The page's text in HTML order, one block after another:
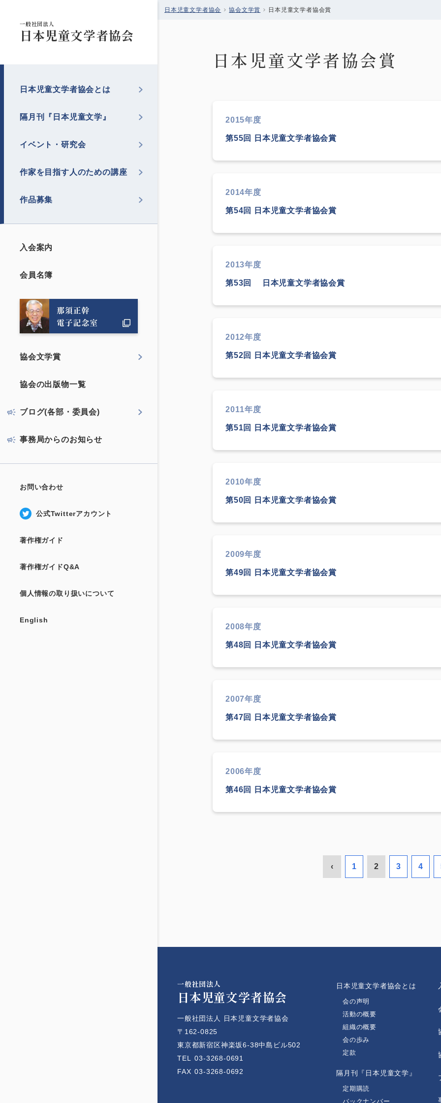
一般社団法人
日本児童文学者協会
日本児童文学者協会とは
隔月刊『日本児童文学』
イベント・研究会
作家を目指す人のための講座
作品募集
入会案内
会員名簿
協会文学賞
協会の出版物一覧
ブログ(各部・委員会)
事務局からのお知らせ
お問い合わせ
公式Twitterアカウント
著作権ガイド
著作権ガイドQ&A
個人情報の取り扱いについて
English
日本児童文学者協会 協会文学賞 日本児童文学者協会賞
日本児童文学者協会賞
2015年度
第55回 日本児童文学者協会賞
2014年度
第54回 日本児童文学者協会賞
2013年度
第53回 日本児童文学者協会賞
2012年度
第52回 日本児童文学者協会賞
2011年度
第51回 日本児童文学者協会賞
2010年度
第50回 日本児童文学者協会賞
2009年度
第49回 日本児童文学者協会賞
2008年度
第48回 日本児童文学者協会賞
2007年度
第47回 日本児童文学者協会賞
2006年度
第46回 日本児童文学者協会賞
‹ 1 2 3 4
一般社団法人
日本児童文学者協会
一般社団法人 日本児童文学者協会
〒162-0825
東京都新宿区神楽坂6-38中島ビル502
TEL 03-3268-0691
FAX 03-3268-0692
日本児童文学者協会とは
会の声明
活動の概要
組織の概要
会の歩み
定款
隔月刊『日本児童文学』
定期購読
バックナンバー